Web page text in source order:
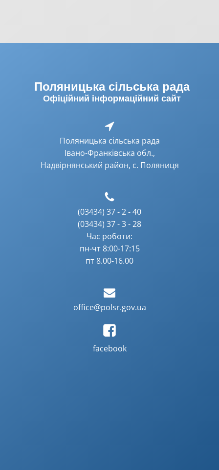
Поляницька сільська рада
Офіційний інформаційний сайт
Поляницька сільська рада
Івано-Франківська обл.,
Надвірнянський район, с. Поляниця
(03434) 37 - 2 - 40
(03434) 37 - 3 - 28
Час роботи:
пн-чт 8:00-17:15
пт 8.00-16.00
office@polsr.gov.ua
facebook